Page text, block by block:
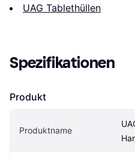
UAG Tablethüllen
Spezifikationen
Produkt
Produktname